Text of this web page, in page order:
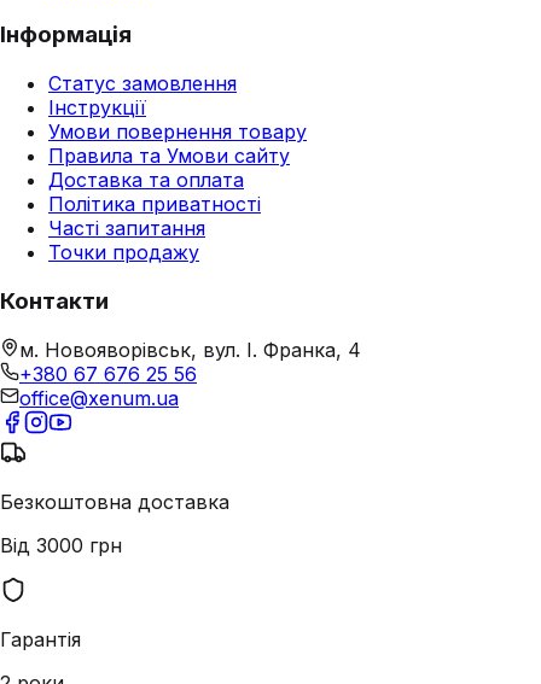
Інформація
Статус замовлення
Інструкції
Умови повернення товару
Правила та Умови сайту
Доставка та оплата
Політика приватності
Часті запитання
Точки продажу
Контакти
м. Новояворівськ, вул. І. Франка, 4
+380 67 676 25 56
office@xenum.ua
Безкоштовна доставка
Від 3000 грн
Гарантія